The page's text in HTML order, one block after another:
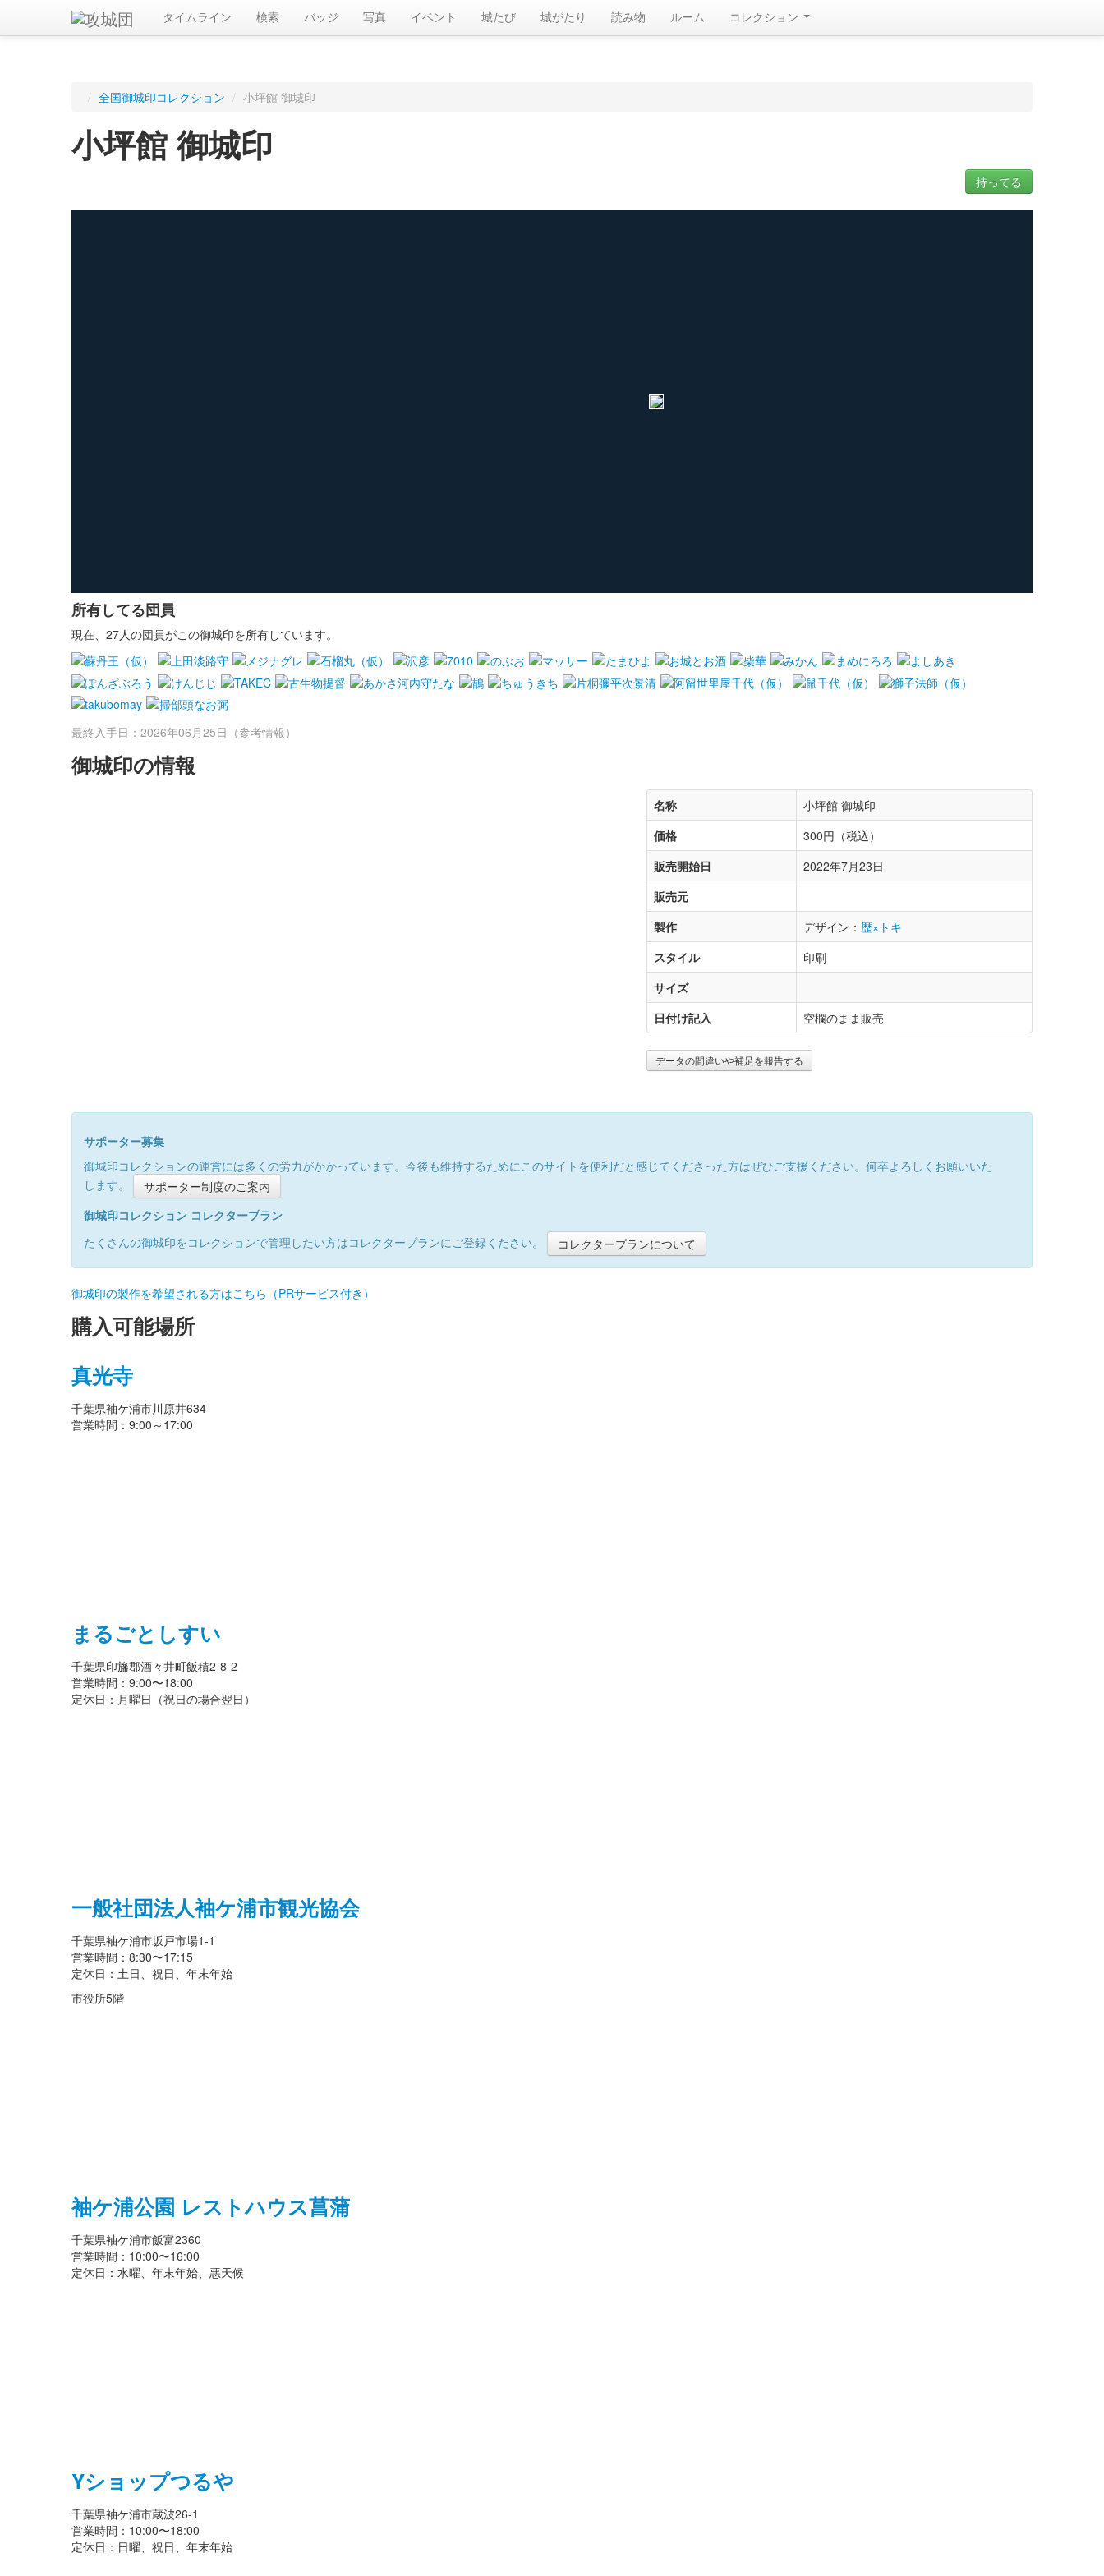
タイムライン 検索 バッジ 写真 イベント 城たび 城がたり 読み物 ルーム コレクション
/ 全国御城印コレクション / 小坪館 御城印
小坪館 御城印
持ってる
所有してる団員
現在、27人の団員がこの御城印を所有しています。
最終入手日：2026年06月25日（参考情報）
御城印の情報
名称
小坪館 御城印
価格
300円（税込）
販売開始日
2022年7月23日
販売元
製作
デザイン： 歴×トキ
スタイル
印刷
サイズ
日付け記入
空欄のまま販売
データの間違いや補足を報告する
サポーター募集
御城印コレクションの運営には多くの労力がかかっています。今後も維持するためにこのサイトを便利だと感じてくださった方はぜひご支援ください。何卒よろしくお願いいた
します。
サポーター制度のご案内
御城印コレクション コレクタープラン
たくさんの御城印をコレクションで管理したい方はコレクタープランにご登録ください。
コレクタープランについて
御城印の製作を希望される方はこちら（PRサービス付き）
購入可能場所
真光寺
千葉県袖ケ浦市川原井634
営業時間：9:00～17:00
まるごとしすい
千葉県印旛郡酒々井町飯積2-8-2
営業時間：9:00〜18:00
定休日：月曜日（祝日の場合翌日）
一般社団法人袖ケ浦市観光協会
千葉県袖ケ浦市坂戸市場1-1
営業時間：8:30〜17:15
定休日：土日、祝日、年末年始
市役所5階
袖ケ浦公園 レストハウス菖蒲
千葉県袖ケ浦市飯富2360
営業時間：10:00〜16:00
定休日：水曜、年末年始、悪天候
Yショップつるや
千葉県袖ケ浦市蔵波26-1
営業時間：10:00〜18:00
定休日：日曜、祝日、年末年始